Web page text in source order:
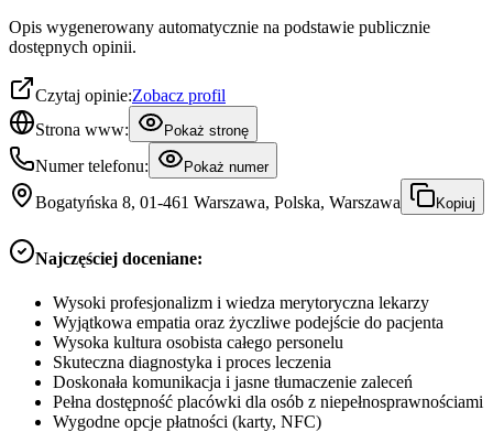
Opis wygenerowany automatycznie na podstawie publicznie
dostępnych opinii.
Czytaj opinie:Zobacz profil
Strona www:
Pokaż stronę
Numer telefonu: Pokaż numer
Bogatyńska 8, 01-461 Warszawa, Polska, Warszawa Kopiuj
Najczęściej doceniane:
Wysoki profesjonalizm i wiedza merytoryczna lekarzy
Wyjątkowa empatia oraz życzliwe podejście do pacjenta
Wysoka kultura osobista całego personelu
Skuteczna diagnostyka i proces leczenia
Doskonała komunikacja i jasne tłumaczenie zaleceń
Pełna dostępność placówki dla osób z niepełnosprawnościami
Wygodne opcje płatności (karty, NFC)